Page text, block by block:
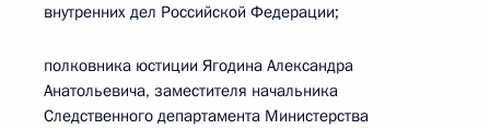
внутренних дел Российской Федерации;
полковника юстиции Ягодина Александра
Анатольевича, заместителя начальника
Следственного департамента Министерства